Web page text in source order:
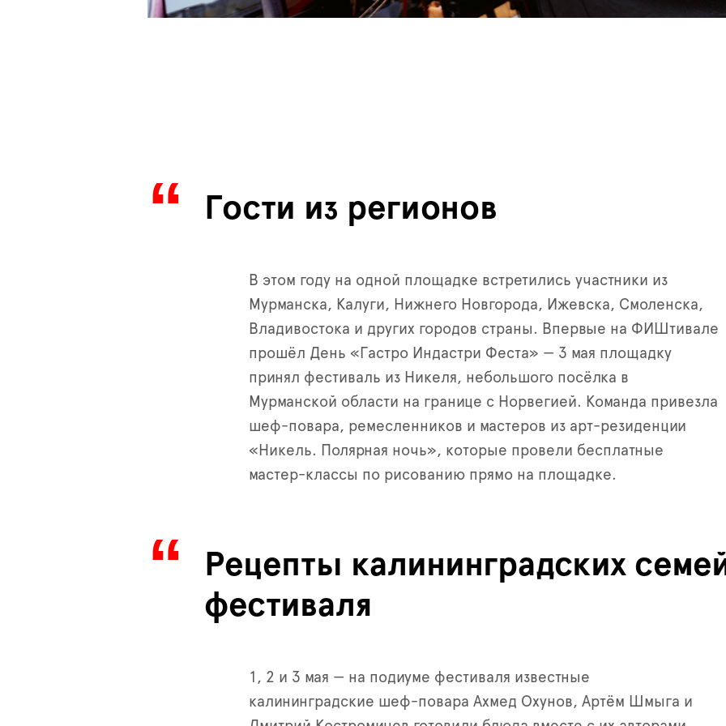
Гости из регионов
В этом году на одной площадке встретились участники из
Мурманска, Калуги, Нижнего Новгорода, Ижевска, Смоленска,
Владивостока и других городов страны. Впервые на ФИШтивале
прошёл День «Гастро Индастри Феста» — 3 мая площадку
принял фестиваль из Никеля, небольшого посёлка в
Мурманской области на границе с Норвегией. Команда привезла
шеф-повара, ремесленников и мастеров из арт-резиденции
«Никель. Полярная ночь», которые провели бесплатные
мастер-классы по рисованию прямо на площадке.
Рецепты калининградских
фестиваля
1, 2 и 3 мая — на подиуме фестиваля известные
калининградские шеф-повара Ахмед Охунов, Артём Шмыга и